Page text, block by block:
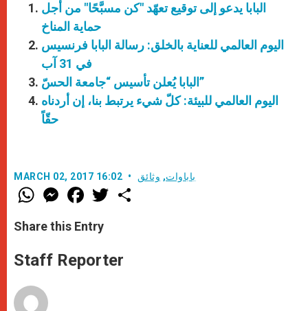
البابا يدعو إلى توقيع تعهّد "كن مسبَّحًا" من أجل
حماية المناخ
اليوم العالمي للعناية بالخلق: رسالة البابا فرنسيس
في 31 آب
البابا يُعلن تأسيس “جامعة الحسّ”
اليوم العالمي للبيئة: كلّ شيء يرتبط بنا، إن أردناه
حقّاً
MARCH 02, 2017 16:02 باباوات, وثائق
W
h
t
s
p
p
M
e
s
e
g
e
F
a
e
b
o
k
w
r
Share this Entry
Staff Reporter